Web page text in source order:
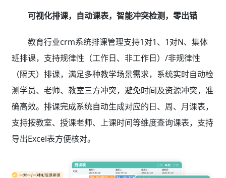
可视化排课，自动课表，智能冲突检测，零出错
教育行业crm系统排课管理支持1对1、1对N、集体
班排课，支持规律性（工作日、非工作日）/非规律性
（隔天）排课，满足多种教学场景需求，系统实时自动检
测学员、老师、教室三方冲突，避免时间及资源冲突，准
确高效。排课完成系统自动生成对应的日、周、月课表，
支持按教室、授课老师、上课时间等维度查询课表，支持
导出Excel表方便核对。